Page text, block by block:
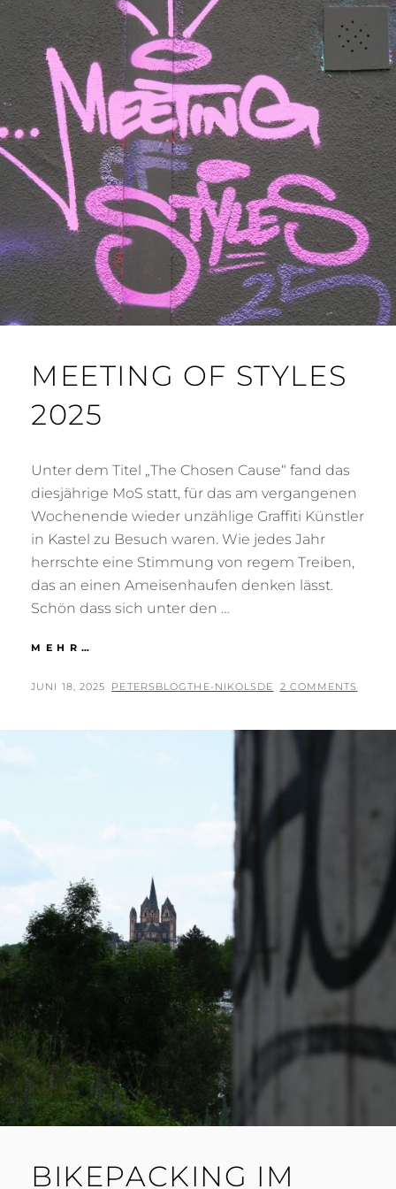
MEETING OF STYLES
2025
Unter dem Titel „The Chosen Cause“ fand das
diesjährige MoS statt, für das am vergangenen
Wochenende wieder unzählige Graffiti Künstler
in Kastel zu Besuch waren. Wie jedes Jahr
herrschte eine Stimmung von regem Treiben,
das an einen Ameisenhaufen denken lässt.
Schön dass sich unter den …
MEHR…
STYLES
POSTED
JUNI 18, 2025 BY
PETERSBLOGTHE-NIKOLSDE 2 COMMENTS
BIKEPACKING IM